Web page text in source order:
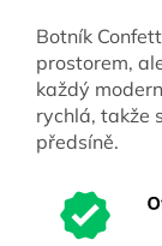
Botník
prostorem,
každý
rychlá, takže
předsíně.